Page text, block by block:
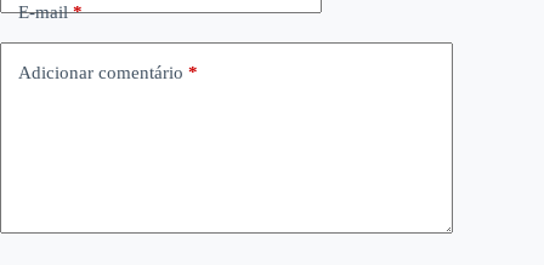
E-mail*
Adicionar comentário *